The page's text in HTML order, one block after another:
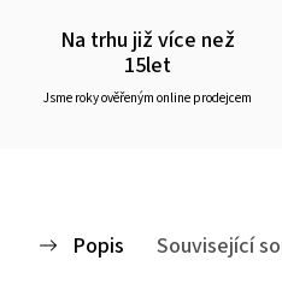
Na trhu již více než
15let
Jsme roky ověřeným online prodejcem
Popis
Související